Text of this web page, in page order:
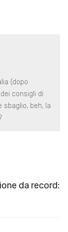
(dopo
consigli di
sbaglio, beh, la
da record: